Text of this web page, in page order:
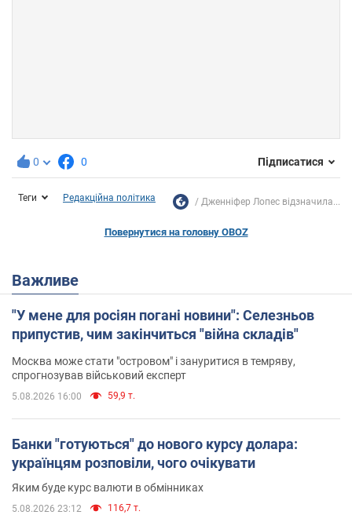
0 0 Підписатися
Теги Редакційна політика Дженніфер Лопес відзначила...
Повернутися на головну OBOZ
Важливе
"У мене для росіян погані новини": Селезньов
припустив, чим закінчиться "війна складів"
Москва може стати "островом" і зануритися в темряву,
спрогнозував військовий експерт
5.08.2026 16:00 59,9 т.
Банки "готуються" до нового курсу долара:
українцям розповіли, чого очікувати
Яким буде курс валюти в обмінниках
5.08.2026 23:12 116,7 т.